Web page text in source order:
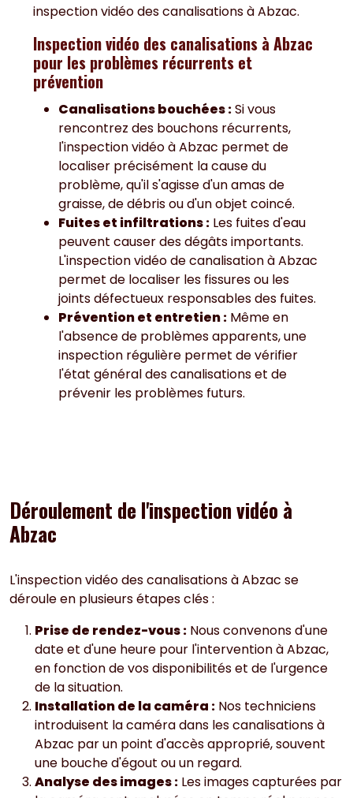
inspection vidéo des canalisations à Abzac.
Inspection vidéo des canalisations à Abzac
pour les problèmes récurrents et
prévention
Canalisations bouchées :Si vous
rencontrez des bouchons récurrents,
l'inspection vidéo à Abzac permet de
localiser précisément la cause du
problème, qu'il s'agisse d'un amas de
graisse, de débris ou d'un objet coincé.
Fuites et infiltrations : Les fuites d'eau
peuvent causer des dégâts importants.
L'inspection vidéo de canalisation à Abzac
permet de localiser les fissures ou les
joints défectueux responsables des fuites.
Prévention et entretien : Même en
l'absence de problèmes apparents, une
inspection régulière permet de vérifier
l'état général des canalisations et de
prévenir les problèmes futurs.
Déroulement de l'inspection vidéo à
Abzac
L'inspection vidéo des canalisations à Abzac se
déroule en plusieurs étapes clés :
Prise de rendez-vous : Nous convenons d'une
date et d'une heure pour l'intervention à Abzac,
en fonction de vos disponibilités et de l'urgence
de la situation.
Installation de la caméra : Nos techniciens
introduisent la caméra dans les canalisations à
Abzac par un point d'accès approprié, souvent
une bouche d'égout ou un regard.
Analyse des images : Les images capturées par